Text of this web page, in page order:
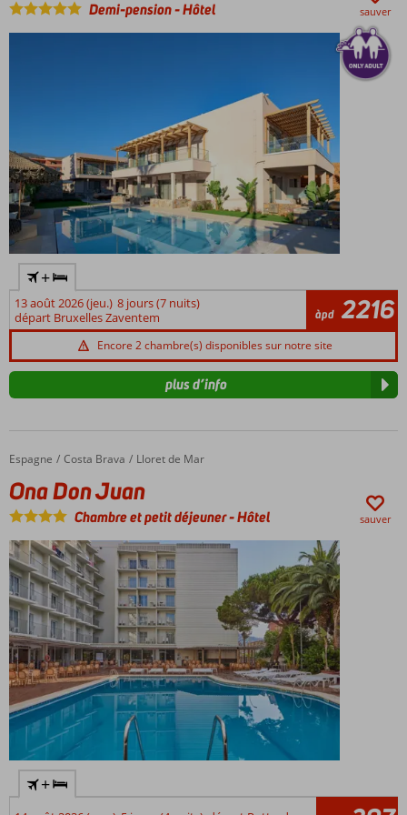
par le
boulevard
toit
Demi-
pension
également
possible
Demi-pension-Hôtel sauver
+
13 août 2026 (jeu.) 8 jours (7 nuits)
départ Bruxelles Zaventem
àpd 2216
Encore 2 chambre(s) disponibles sur notre site
plus d’info
Accueil
Espagne Costa Brava Lloret de Mar
Ona Don Juan
Ona Don Juan
Chambre et petit déjeuner-Hôtel sauver
+